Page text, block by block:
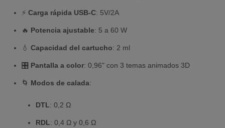
⚡ Carga rápida USB-C: 5V/2A
🔥 Potencia ajustable: 5 a 60 W
💧 Capacidad del cartucho: 2 ml
🎛️ Pantalla a color: 0,96" con 3 temas animados 3D
🌀 Modos de calada:
DTL: 0,2 Ω
RDL: 0,4 Ω y 0,6 Ω